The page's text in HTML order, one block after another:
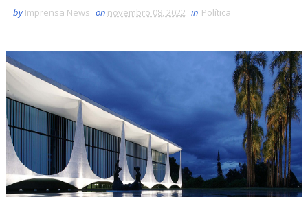
by Imprensa News on novembro 08, 2022 in Política